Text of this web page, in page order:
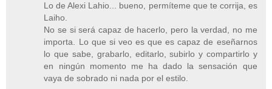
Lo de Alexi Lahio... bueno, permíteme que te corrija, es
Laiho.
No se si será capaz de hacerlo, pero la verdad, no me
importa. Lo que si veo es que es capaz de eseñarnos
lo que sabe, grabarlo, editarlo, subirlo y compartirlo y
en ningún momento me ha dado la sensación que
vaya de sobrado ni nada por el estilo.